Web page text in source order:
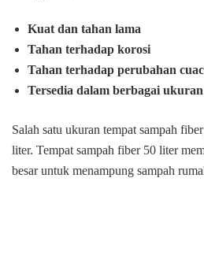
Kuat dan tahan lama
Tahan terhadap korosi
Tahan terhadap perubahan
Tersedia dalam berbagai ukuran
Salah satu ukuran tempat sampah
liter. Tempat sampah fiber 50 liter
besar untuk menampung sampah